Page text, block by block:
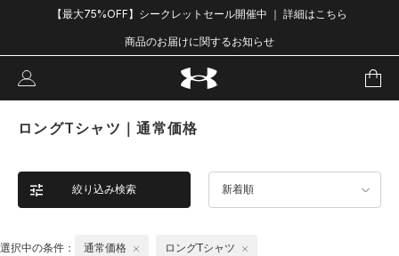
【最大75%OFF】シークレットセール開催中 ｜ 詳細はこちら
商品のお届けに関するお知らせ
ロングTシャツ｜通常価格
絞り込み検索 新着順
選択中の条件： 通常価格 ロングTシャツ